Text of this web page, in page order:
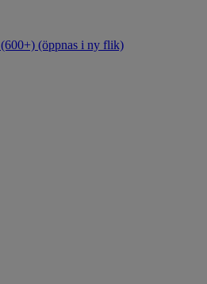
(600+) (öppnas i ny flik)